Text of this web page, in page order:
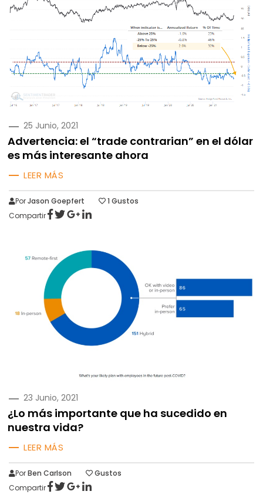
PUBLICADO
25 Junio, 2021
Advertencia: el “trade contrarian” en el dólar
es más interesante ahora
LEER MÁS
PorJason Goepfert 1 Gustos
Compartir
PUBLICADO
23 Junio, 2021
¿Lo más importante que ha sucedido en
nuestra vida?
LEER MÁS
PorBen Carlson
Gustos
Compartir